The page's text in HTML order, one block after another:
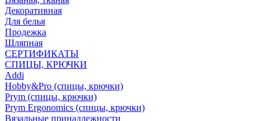
Декоративная
Для белья
Продежка
Шляпная
СЕРТИФИКАТЫ
СПИЦЫ, КРЮЧКИ
Addi
Hobby&Pro (спицы, крючки)
Prym (спицы, крючки)
Prym Ergonomics (спицы, крючки)
Вязальные принадлежности